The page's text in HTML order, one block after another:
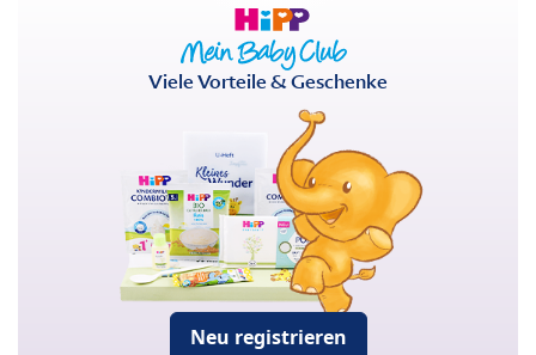
Viele Vorteile & Geschenke
Neu registrieren